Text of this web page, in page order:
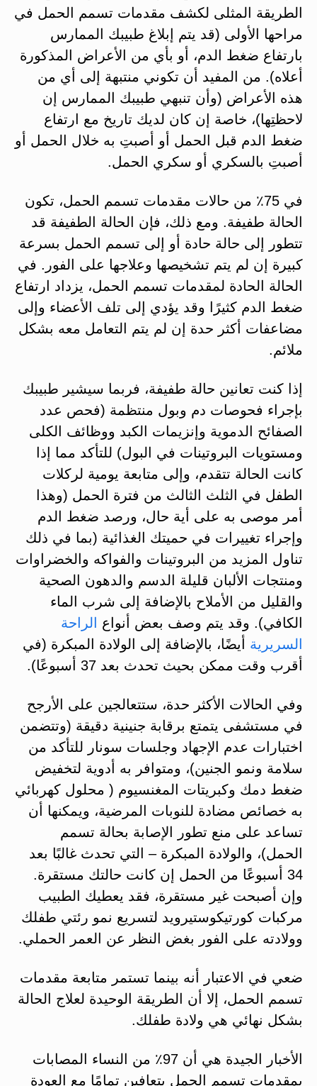
الطريقة المثلى لكشف مقدمات تسمم الحمل في
مراحها الأولى (قد يتم إبلاغ طبيبك الممارس
بارتفاع ضغط الدم، أو بأي من الأعراض المذكورة
أعلاه). من المفيد أن تكوني منتبهة إلى أي من
هذه الأعراض (وأن تنبهي طبيبك الممارس إن
لاحظتِها)، خاصة إن كان لديك تاريخ مع ارتفاع
ضغط الدم قبل الحمل أو أصبتِ به خلال الحمل أو
أصبتِ بالسكري أو سكري الحمل.
في 75٪ من حالات مقدمات تسمم الحمل، تكون
الحالة طفيفة. ومع ذلك، فإن الحالة الطفيفة قد
تتطور إلى حالة حادة أو إلى تسمم الحمل بسرعة
كبيرة إن لم يتم تشخيصها وعلاجها على الفور. في
الحالة الحادة لمقدمات تسمم الحمل، يزداد ارتفاع
ضغط الدم كثيرًا وقد يؤدي إلى تلف الأعضاء وإلى
مضاعفات أكثر حدة إن لم يتم التعامل معه بشكل
ملائم.
إذا كنت تعانين حالة طفيفة، فربما سيشير طبيبك
بإجراء فحوصات دم وبول منتظمة (فحص عدد
الصفائح الدموية وإنزيمات الكبد ووظائف الكلى
ومستويات البروتينات في البول) للتأكد مما إذا
كانت الحالة تتقدم، وإلى متابعة يومية لركلات
الطفل في الثلث الثالث من فترة الحمل (وهذا
أمر موصى به على أية حال، ورصد ضغط الدم
وإجراء تغييرات في حميتك الغذائية (بما في ذلك
تناول المزيد من البروتينات والفواكه والخضراوات
ومنتجات الألبان قليلة الدسم والدهون الصحية
والقليل من الأملاح بالإضافة إلى شرب الماء
الكافي). وقد يتم وصف بعض أنواع الراحة
السريرية أيضًا، بالإضافة إلى الولادة المبكرة (في
أقرب وقت ممكن بحيث تحدث بعد 37 أسبوعًا).
وفي الحالات الأكثر حدة، ستتعالجين على الأرجح
في مستشفى يتمتع برقابة جنينية دقيقة (وتتضمن
اختبارات عدم الإجهاد وجلسات سونار للتأكد من
سلامة ونمو الجنين)، ومتوافر به أدوية لتخفيض
ضغط دمك وكبريتات المغنسيوم ( محلول كهربائي
به خصائص مضادة للنوبات المرضية، ويمكنها أن
تساعد على منع تطور الإصابة بحالة تسمم
الحمل)، والولادة المبكرة – التي تحدث غالبًا بعد
34 أسبوعًا من الحمل إن كانت حالتك مستقرة.
وإن أصبحت غير مستقرة، فقد يعطيك الطبيب
مركبات كورتيكوستيرويد لتسريع نمو رئتي طفلك
وولادته على الفور بغض النظر عن العمر الحملي.
ضعي في الاعتبار أنه بينما تستمر متابعة مقدمات
تسمم الحمل، إلا أن الطريقة الوحيدة لعلاج الحالة
بشكل نهائي هي ولادة طفلك.
الأخبار الجيدة هي أن 97٪ من النساء المصابات
بمقدمات تسمم الحمل يتعافين تمامًا مع العودة